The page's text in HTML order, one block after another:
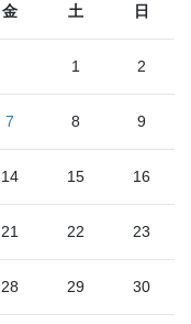
金 土 日
1 2
7 8 9
14 15 16
21 22 23
28 29 30